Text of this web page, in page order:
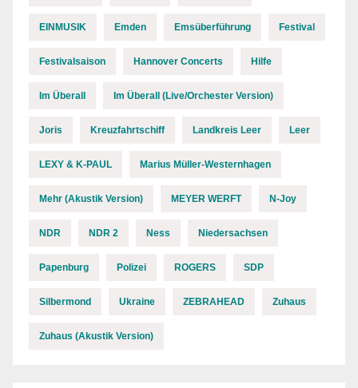
EINMUSIK Emden Emsüberführung Festival
Festivalsaison Hannover Concerts Hilfe
Im Überall Im Überall (Live/Orchester Version)
Joris Kreuzfahrtschiff Landkreis Leer Leer
LEXY & K-PAUL Marius Müller-Westernhagen
Mehr (Akustik Version) MEYER WERFT N-Joy
NDR NDR 2 Ness Niedersachsen
Papenburg Polizei ROGERS SDP
Silbermond Ukraine ZEBRAHEAD Zuhaus
Zuhaus (Akustik Version)